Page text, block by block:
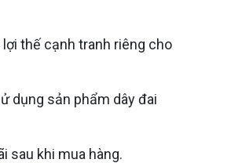
thế cạnh tranh riêng cho
dụng sản phẩm dây đai
sau khi mua hàng.